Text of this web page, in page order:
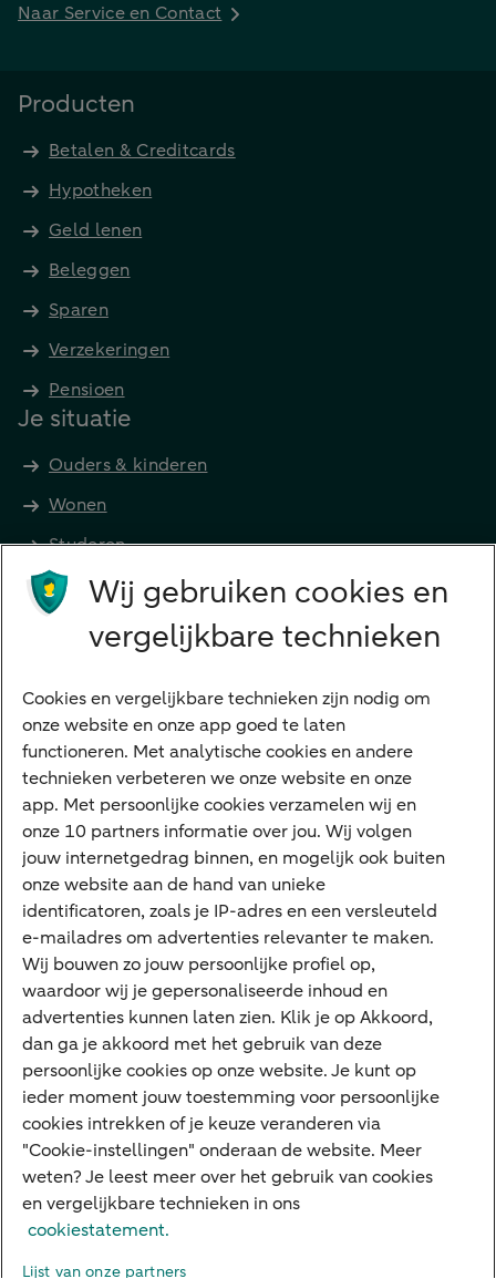
Naar Service en Contact
Producten
Betalen & Creditcards
Hypotheken
Geld lenen
Beleggen
Sparen
Verzekeringen
Pensioen
Je situatie
Ouders & kinderen
Wonen
Studeren
Preferred Banking
Digitale diensten
Internet Bankieren
ABN AMRO app
Tikkie
Apple Pay
Google Pay
Veilig bankieren
Meest gezocht
Hypotheek berekenen
E.dentifier
Jaaroverzicht
Rood staan
Over ABN AMRO
Werken bij ABN AMRO
Wij gebruiken cookies en
vergelijkbare technieken
Cookies en vergelijkbare technieken zijn nodig om
onze website en onze app goed te laten
functioneren. Met analytische cookies en andere
technieken verbeteren we onze website en onze
app. Met persoonlijke cookies verzamelen wij en
onze 10 partners informatie over jou. Wij volgen
jouw internetgedrag binnen, en mogelijk ook buiten
onze website aan de hand van unieke
identificatoren, zoals je IP-adres en een versleuteld
e-mailadres om advertenties relevanter te maken.
Wij bouwen zo jouw persoonlijke profiel op,
waardoor wij je gepersonaliseerde inhoud en
advertenties kunnen laten zien. Klik je op Akkoord,
dan ga je akkoord met het gebruik van deze
persoonlijke cookies op onze website. Je kunt op
ieder moment jouw toestemming voor persoonlijke
cookies intrekken of je keuze veranderen via
"Cookie-instellingen" onderaan de website. Meer
weten? Je leest meer over het gebruik van cookies
en vergelijkbare technieken in ons
cookiestatement.
Lijst van onze partners